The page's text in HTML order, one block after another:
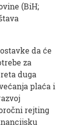
(BiH;
da će
za
duga
plaća i
rejting